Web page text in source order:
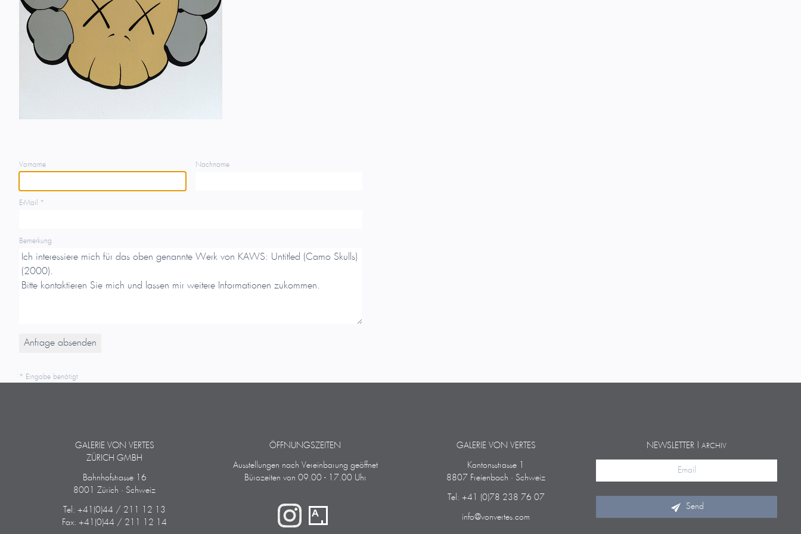
Vorname Nachname
E-Mail *
Bemerkung
* Eingabe benötigt
GALERIE VON VERTES
ZÜRICH GMBH
Bahnhofstrasse 16
8001 Zürich · Schweiz
Tel: +41(0)44 / 211 12 13
Fax: +41(0)44 / 211 12 14
ÖFFNUNGSZEITEN
Ausstellungen nach Vereinbarung geöffnet
Bürozeiten von 09.00 - 17.00 Uhr
GALERIE VON VERTES
Kantonsstrasse 1
8807 Freienbach · Schweiz
Tel: +41 (0)78 238 76 07
info@vonvertes.com
NEWSLETTER | ARCHIV
Send